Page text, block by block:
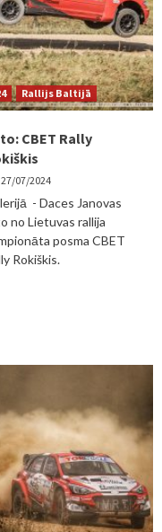
Rallijs Baltijā
CBET Rally
27/07/2024
- Daces Janovas
no Lietuvas rallija
posma CBET
Rokiškis.